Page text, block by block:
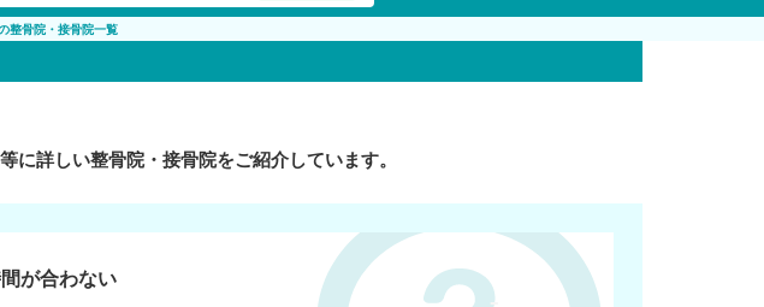
整骨院・接骨院一覧
に詳しい整骨院・接骨院をご紹介しています。
が合わない